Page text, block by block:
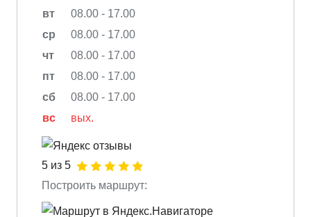
вт
08.00 - 17.00
ср
08.00 - 17.00
чт
08.00 - 17.00
пт
08.00 - 17.00
сб
08.00 - 17.00
вс
вых.
5 из 5
Построить маршрут: